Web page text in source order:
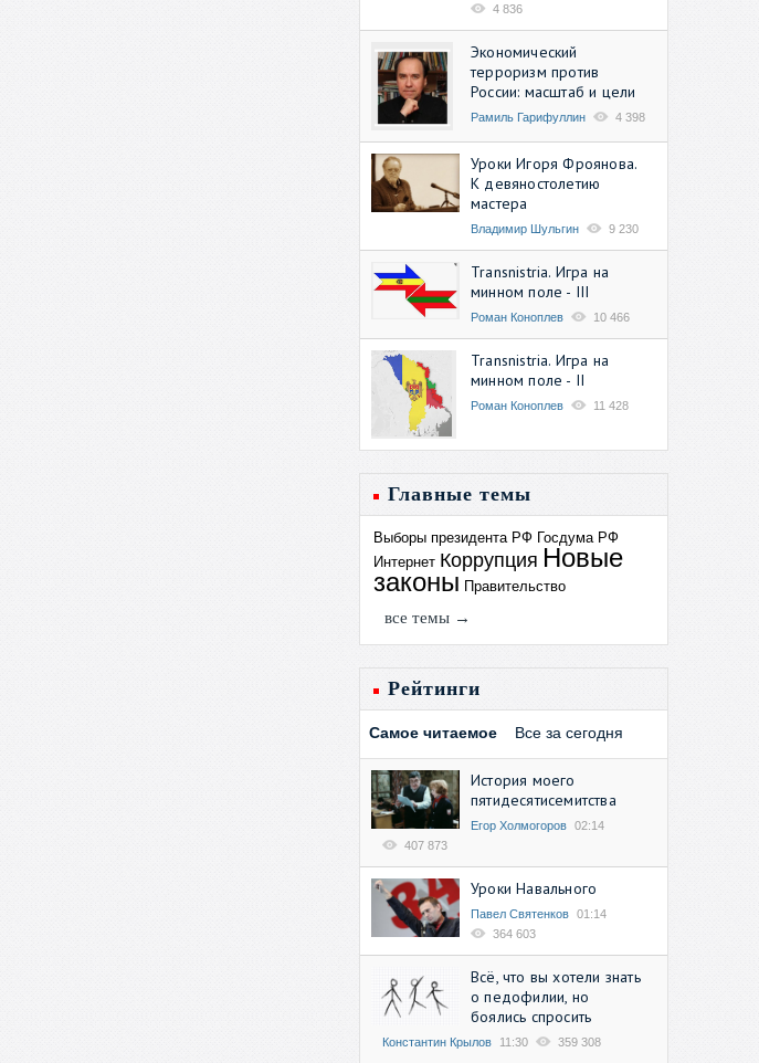
4 836
Экономический
терроризм против
России: масштаб и цели
Рамиль Гарифуллин 4 398
Уроки Игоря Фроянова.
К девяностолетию
мастера
Владимир Шульгин 9 230
Transnistria. Игра на
минном поле - III
Роман Коноплев 10 466
Transnistria. Игра на
минном поле - II
Роман Коноплев 11 428
Главные темы
Выборы президента РФ Госдума РФ
Интернет Коррупция Новые
законы Правительство
все темы →
Рейтинги
Самое читаемое Все за сегодня
История моего
пятидесятисемитства
Егор Холмогоров 02:14
407 873
Уроки Навального
Павел Святенков 01:14
364 603
Всё, что вы хотели знать
о педофилии, но
боялись спросить
Константин Крылов 11:30 359 308